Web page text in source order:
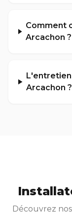
Comment
Arcachon ?
Arcachon ?
Découvrez